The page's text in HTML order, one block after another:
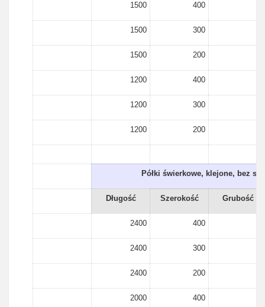
1500 400
1500 300
1500 200
1200 400
1200 300
1200 200
Półki świerkowe, klejone, bez
Długość Szerokość Grubość
2400 400
2400 300
2400 200
2000 400